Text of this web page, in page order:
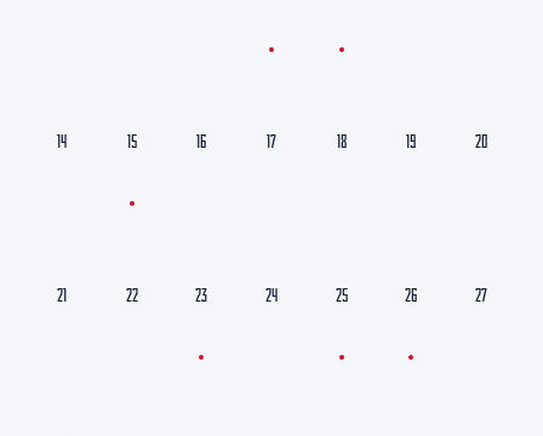
14 15 16 17 18 19 20
21 22 23 24 25 26 27